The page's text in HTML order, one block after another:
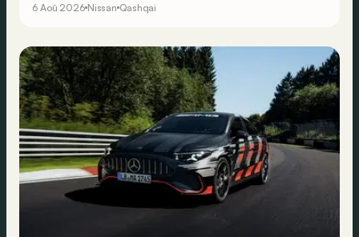
chercher la moindre pompe à carburant, ni borne de
6 Aoû 2026 Nissan Qashqai